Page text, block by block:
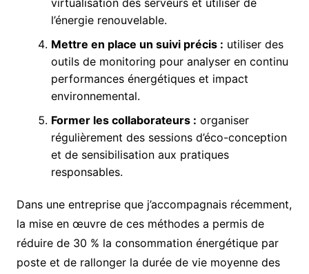
virtualisation des serveurs et utiliser de
l’énergie renouvelable.
Mettre en place un suivi précis : utiliser des
outils de monitoring pour analyser en continu
performances énergétiques et impact
environnemental.
Former les collaborateurs : organiser
régulièrement des sessions d’éco-conception
et de sensibilisation aux pratiques
responsables.
Dans une entreprise que j’accompagnais récemment,
la mise en œuvre de ces méthodes a permis de
réduire de 30 % la consommation énergétique par
poste et de rallonger la durée de vie moyenne des